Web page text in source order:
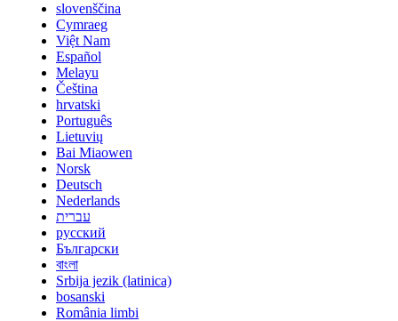
slovenščina
Cymraeg
Việt Nam
Español
Melayu
Čeština
hrvatski
Português
Lietuvių
Bai Miaowen
Norsk
Deutsch
Nederlands
עברית
русский
Български
বাংলা
Srbija jezik (latinica)
bosanski
România limbi